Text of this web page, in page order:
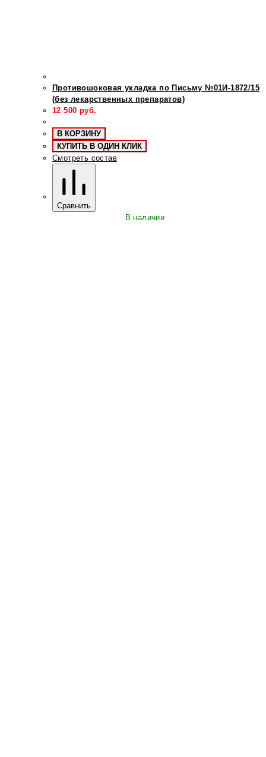
Противошоковая укладка по Письму №01И-1872/15
(без лекарственных препаратов)
12 500 руб.
В КОРЗИНУ
КУПИТЬ В ОДИН КЛИК
Смотреть состав
Сравнить
В наличии